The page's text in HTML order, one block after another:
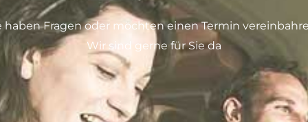
haben Fragen oder möchten einen Termin
Wir sind gerne für Sie da